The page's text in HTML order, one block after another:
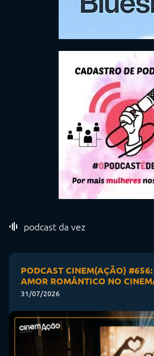
podcast da vez
PODCAST CINEM(AÇÃO)
AMOR ROMÂNTICO NO
31/07/2026